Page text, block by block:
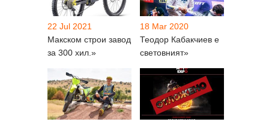
22 Jul 2021
Макском строи завод
за 300 хил.»
18 Mar 2020
Теодор Кабакчиев е
световният»